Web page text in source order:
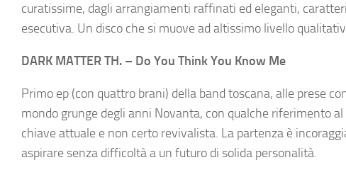
curatissime, dagli arrangiamenti raffinati ed eleganti,
esecutiva. Un disco che si muove ad altissimo livello
DARK MATTER TH. – Do You Think You Know Me
Primo ep (con quattro brani) della band toscana, alle prese
mondo grunge degli anni Novanta, con qualche riferimento
chiave attuale e non certo revivalista. La partenza è
aspirare senza difficoltà a un futuro di solida personalità.